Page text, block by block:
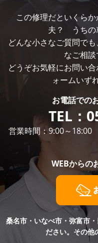
この修理だといくら
夫？ うちの
どんな小さなご質問で
なご相談
どうぞお気軽にお問い
ォームいず
お電話での
TEL：
営業時間：9:00～
WEBからの
桑名市・いなべ市・弥富市
ださい。その他